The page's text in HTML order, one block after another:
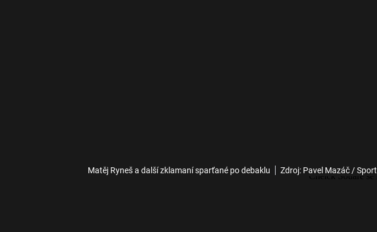
Matěj Ryneš a další zklamaní sparťané po debaklu Zdroj: Pavel Mazáč / Sport